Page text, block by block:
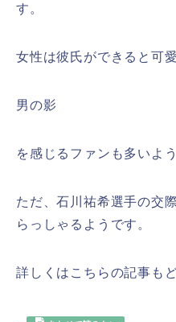
す。
女性は彼氏ができると可
男の影
を感じるファンも多いよ
ただ、石川祐希選手の交
らっしゃるようです。
詳しくはこちらの記事も